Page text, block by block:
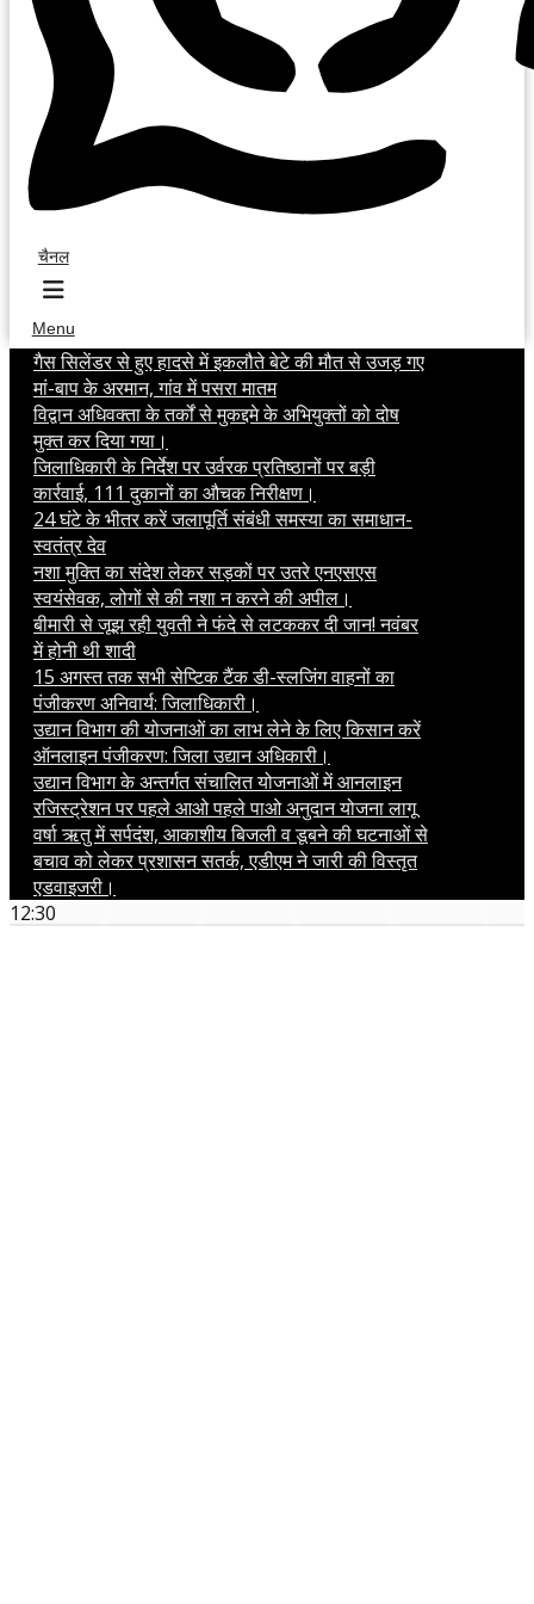
चैनल
Menu
गैस सिलेंडर से हुए हादसे में इकलौते बेटे की मौत से उजड़ गए
मां-बाप के अरमान, गांव में पसरा मातम
विद्वान अधिवक्ता के तर्कों से मुकद्दमे के अभियुक्तों को दोष
मुक्त कर दिया गया।
जिलाधिकारी के निर्देश पर उर्वरक प्रतिष्ठानों पर बड़ी
कार्रवाई, 111 दुकानों का औचक निरीक्षण।
24 घंटे के भीतर करें जलापूर्ति संबंधी समस्या का समाधान-
स्वतंत्र देव
नशा मुक्ति का संदेश लेकर सड़कों पर उतरे एनएसएस
स्वयंसेवक, लोगों से की नशा न करने की अपील।
बीमारी से जूझ रही युवती ने फंदे से लटककर दी जान! नवंबर
में होनी थी शादी
15 अगस्त तक सभी सेप्टिक टैंक डी-स्लजिंग वाहनों का
पंजीकरण अनिवार्य: जिलाधिकारी।
उद्यान विभाग की योजनाओं का लाभ लेने के लिए किसान करें
ऑनलाइन पंजीकरण: जिला उद्यान अधिकारी।
उद्यान विभाग के अन्तर्गत संचालित योजनाओं में आनलाइन
रजिस्ट्रेशन पर पहले आओ पहले पाओ अनुदान योजना लागू
वर्षा ऋतु में सर्पदंश, आकाशीय बिजली व डूबने की घटनाओं से
बचाव को लेकर प्रशासन सतर्क, एडीएम ने जारी की विस्तृत
एडवाइजरी।
12:30